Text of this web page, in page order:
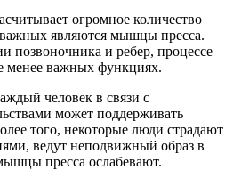
огромное количество
являются мышцы пресса.
позвоночника и ребер, процессе
менее важных функциях.
человек в связи с
может поддерживать
того, некоторые люди страдают
ведут неподвижный образ в
пресса ослабевают.